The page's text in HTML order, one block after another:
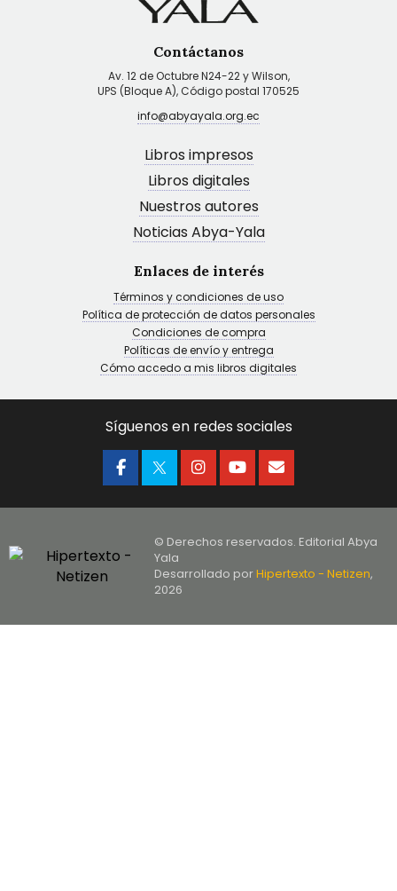
Contáctanos
Av. 12 de Octubre N24-22 y Wilson,
UPS (Bloque A), Código postal 170525
info@abyayala.org.ec
Libros impresos
Libros digitales
Nuestros autores
Noticias Abya-Yala
Enlaces de interés
Términos y condiciones de uso
Política de protección de datos personales
Condiciones de compra
Políticas de envío y entrega
Cómo accedo a mis libros digitales
Síguenos en redes sociales
© Derechos reservados. Editorial Abya
Yala
Desarrollado porHipertexto - Netizen,
2026